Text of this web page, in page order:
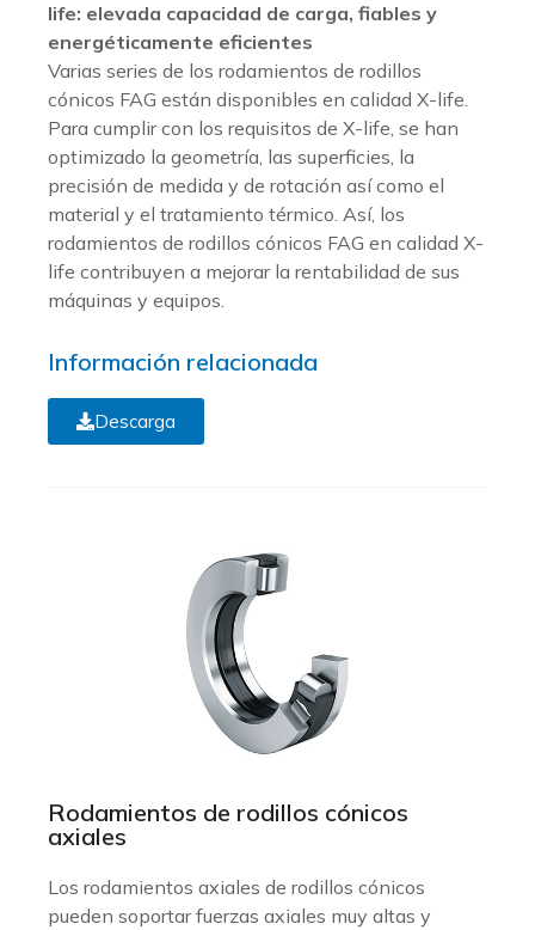
life: elevada capacidad de carga, fiables y
energéticamente eficientes
Varias series de los rodamientos de rodillos
cónicos FAG están disponibles en calidad X-life.
Para cumplir con los requisitos de X-life, se han
optimizado la geometría, las superficies, la
precisión de medida y de rotación así como el
material y el tratamiento térmico. Así, los
rodamientos de rodillos cónicos FAG en calidad X-
life contribuyen a mejorar la rentabilidad de sus
máquinas y equipos.
Información relacionada
Descarga
Rodamientos de rodillos cónicos
axiales
Los rodamientos axiales de rodillos cónicos
pueden soportar fuerzas axiales muy altas y